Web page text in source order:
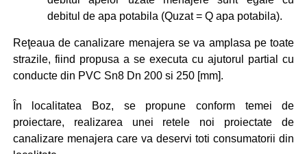
debitul de apa potabila (Quzat = Q apa potabila).
Reţeaua de canalizare menajera se va amplasa pe toate
strazile, fiind propusa a se executa cu ajutorul partial cu
conducte din PVC Sn8 Dn 200 si 250 [mm].
În localitatea Boz, se propune conform temei de
proiectare, realizarea unei retele noi proiectate de
canalizare menajera care va deservi toti consumatorii din